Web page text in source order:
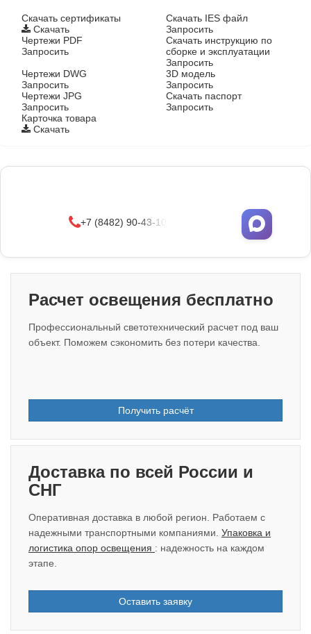
Cкачать сертификаты
Скачать
Скачать IES файл
Запросить
Чертежи PDF
Запросить
Скачать инструкцию по
сборке и эксплуатации
Запросить
Чертежи DWG
Запросить
3D модель
Запросить
Чертежи JPG
Запросить
Скачать паспорт
Запросить
Карточка товара
Скачать
+7 (8482) 90-43-10
Расчет освещения бесплатно
Профессиональный светотехнический расчет под ваш
объект. Поможем сэкономить без потери качества.
Получить расчёт
Доставка по всей России и
СНГ
Оперативная доставка в любой регион. Работаем с
надежными транспортными компаниями. Упаковка и
логистика опор освещения : надежность на каждом
этапе.
Оставить заявку